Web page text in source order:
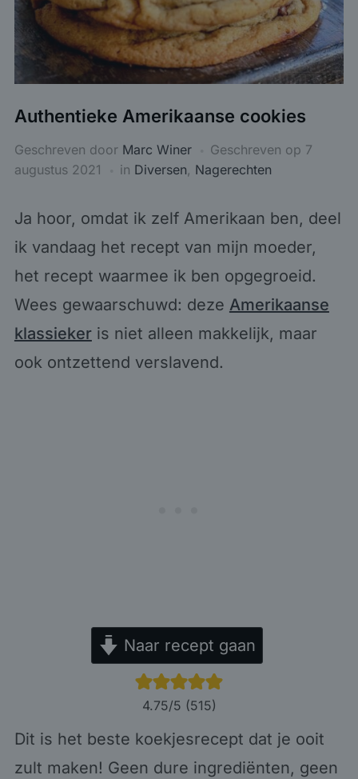
Authentieke Amerikaanse cookies
Geschreven door Marc Winer Geschreven op 7
augustus 2021
in Diversen, Nagerechten
Ja hoor, omdat ik zelf Amerikaan ben, deel
ik vandaag het recept van mijn moeder,
het recept waarmee ik ben opgegroeid.
Wees gewaarschuwd: deze Amerikaanse
klassiekeris niet alleen makkelijk, maar
ook ontzettend verslavend.
Naar recept gaan
4.75/5 (515)
Dit is het beste koekjesrecept dat je ooit
zult maken! Geen dure ingrediënten, geen